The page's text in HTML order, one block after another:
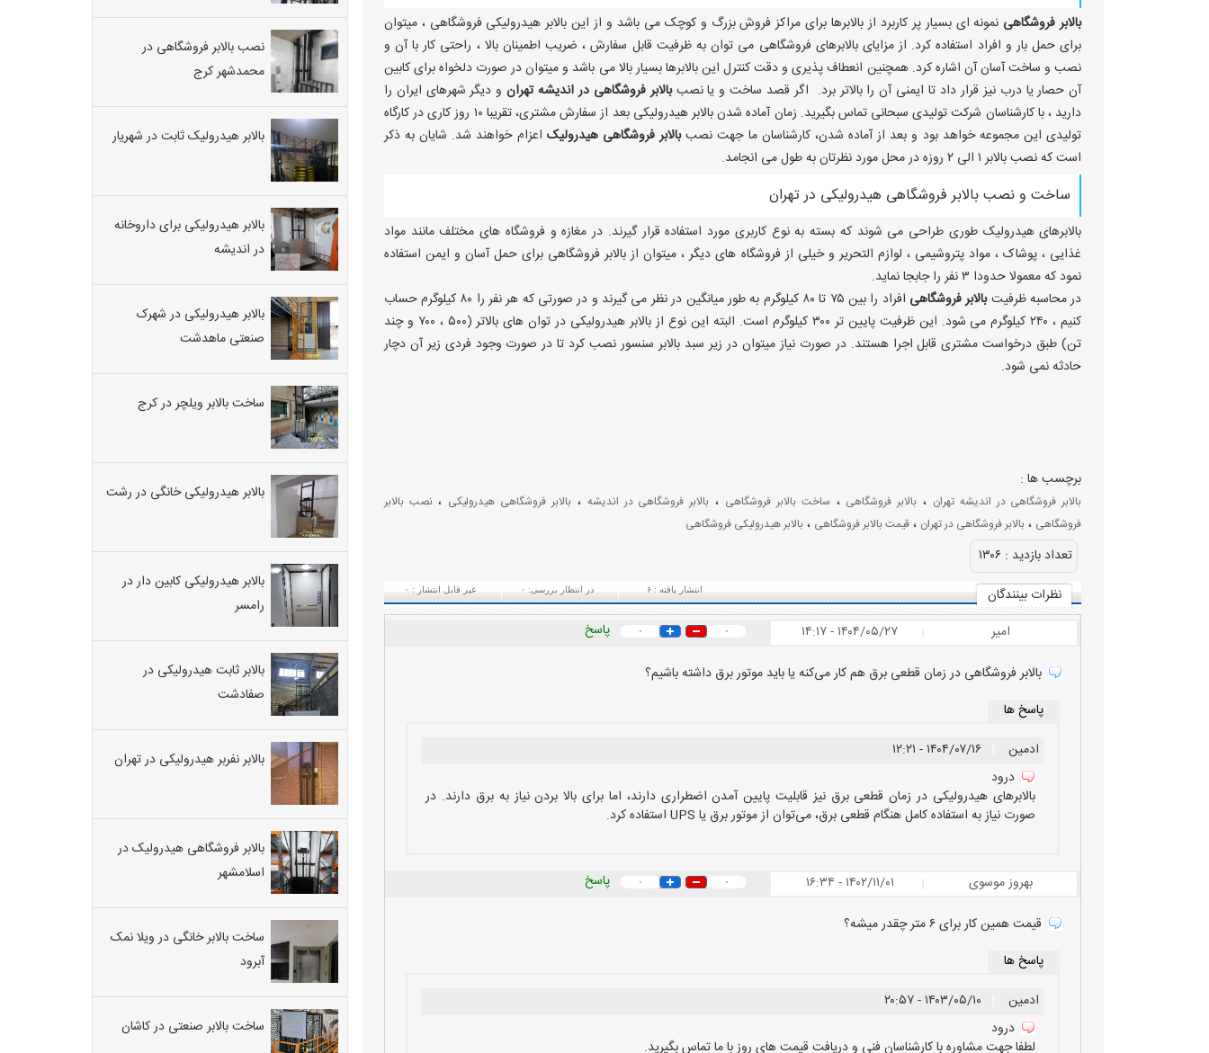
بالابر فروشگاهی نمونه ای بسیار پر کاربرد از بالابرها برای مراکز فروش بزرگ و کوچک می باشد و از این بالابر هیدرولیکی فروشگاهی ، میتوان
برای حمل بار و افراد استفاده کرد. از مزایای بالابرهای فروشگاهی می توان به ظرفیت قابل سفارش ، ضریب اطمینان بالا ، راحتی کار با آن و
نصب و ساخت آسان آن اشاره کرد. همچنین انعطاف پذیری و دقت کنترل این بالابرها بسیار بالا می باشد و میتوان در صورت دلخواه برای کابین
آن حصار یا درب نیز قرار داد تا ایمنی آن را بالاتر برد. اگر قصد ساخت و یا نصببالابر فروشگاهی در اندیشه تهرانو دیگر شهرهای ایران را
دارید ، با کارشناسان شرکت تولیدی سبحانی تماس بگیرید. زمان آماده شدن بالابر هیدرولیکی بعد از سفارش مشتری، تقریبا ۱۰ روز کاری در کارگاه
تولیدی این مجموعه خواهد بود و بعد از آماده شدن، کارشناسان ما جهت نصببالابر فروشگاهی هیدرولیک اعزام خواهند شد. شایان به ذکر
است که نصب بالابر ۱ الی ۲ روزه در محل مورد نظرتان به طول می انجامد.
ساخت و نصب بالابر فروشگاهی هیدرولیکی در تهران
بالابرهای هیدرولیک طوری طراحی می شوند که بسته به نوع کاربری مورد استفاده قرار گیرند. در مغازه و فروشگاه های مختلف مانند مواد
غذایی ، پوشاک ، مواد پتروشیمی ، لوازم التحریر و خیلی از فروشگاه های دیگر ، میتوان از بالابر فروشگاهی برای حمل آسان و ایمن استفاده
نمود که معمولا حدودا ۳ نفر را جابجا نماید.
در محاسبه ظرفیتبالابر فروشگاهی
افراد را بین ۷۵ تا ۸۰ کیلوگرم به طور میانگین در نظر می گیرند و در صورتی که هر نفر را ۸۰ کیلوگرم حساب
کنیم ، ۲۴۰ کیلوگرم می شود. این ظرفیت پایین تر ۳۰۰ کیلوگرم است. البته این نوع از بالابر هیدرولیکی در توان های بالاتر (۵۰۰ ، ۷۰۰ و چند
تن) طبق درخواست مشتری قابل اجرا هستند. در صورت نیاز میتوان در زیر سبد بالابر سنسور نصب کرد تا در صورت وجود فردی زیر آن دچار
حادثه نمی شود.
برچسب ها :
بالابر فروشگاهی در اندیشه تهران ، بالابر فروشگاهی ، ساخت بالابر فروشگاهی ، بالابر فروشگاهی در اندیشه ، بالابر فروشگاهی هیدرولیکی ،نصب بالابر
فروشگاهی ، بالابر فروشگاهی در تهران ، قیمت بالابر فروشگاهی ، بالابر هیدرولیکی فروشگاهی
تعداد بازديد : ۱۳۰۶
نظرات بينندگان
غیر قابل انتشار : ۰ در انتظار بررسی: ۰ انتشار یافته :۶
امیر | ۱۴۰۴/۰۵/۲۷ - ۱۴:۱۷ ۰ ۰
پاسخ
بالابر فروشگاهی در زمان قطعی برق هم کار می‌کنه یا باید موتور برق داشته باشیم؟
پاسخ ها
ادمین
۱۴۰۴/۰۷/۱۶ - ۱۲:۲۱
درود
بالابرهای هیدرولیکی در زمان قطعی برق نیز قابلیت پایین آمدن اضطراری دارند، اما برای بالا بردن نیاز به برق دارند. در
صورت نیاز به استفاده کامل هنگام قطعی برق، می‌توان از موتور برق یا UPS استفاده کرد.
بهروز موسوی | ۱۴۰۲/۱۱/۰۱ - ۱۶:۳۴ ۰ ۰
پاسخ
قیمت همین کار برای ۶ متر چقدر میشه؟
پاسخ ها
ادمین
۱۴۰۳/۰۵/۱۰ - ۲۰:۵۷
درود
لطفا جهت مشاوره با کارشناسان فنی و دریافت قیمت های روز با ما تماس بگیرید.
نصب بالابر فروشگاهی در
محمدشهر کرج
بالابر هیدرولیک ثابت در شهریار
بالابر هیدرولیکی برای داروخانه
در اندیشه
بالابر هیدرولیکی در شهرک
صنعتی ماهدشت
ساخت بالابر ویلچر در کرج
بالابر هیدرولیکی خانگی در رشت
بالابر هیدرولیکی کابین دار در
رامسر
بالابر ثابت هیدرولیکی در
صفادشت
بالابر نفربر هیدرولیکی در تهران
بالابر فروشگاهی هیدرولیک در
اسلامشهر
ساخت بالابر خانگی در ویلا نمک
آبرود
ساخت بالابر صنعتی در کاشان